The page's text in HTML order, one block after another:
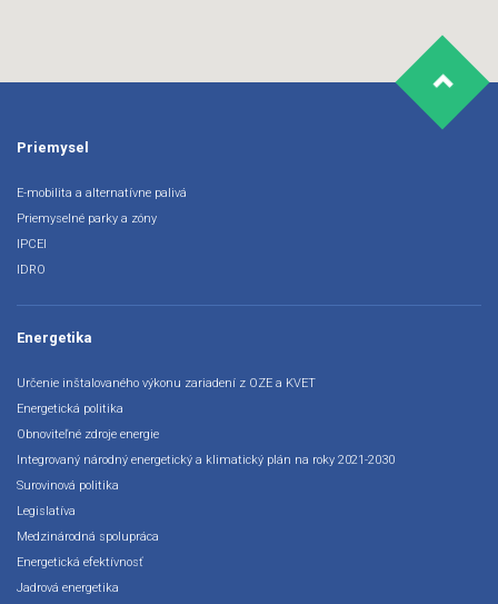
Priemysel
E-mobilita a alternatívne palivá
Priemyselné parky a zóny
IPCEI
IDRO
Energetika
Určenie inštalovaného výkonu zariadení z OZE a KVET
Energetická politika
Obnoviteľné zdroje energie
Integrovaný národný energetický a klimatický plán na roky 2021-2030
Surovinová politika
Legislatíva
Medzinárodná spolupráca
Energetická efektívnosť
Jadrová energetika